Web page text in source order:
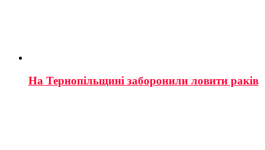
На Тернопільщині заборонили ловити раків